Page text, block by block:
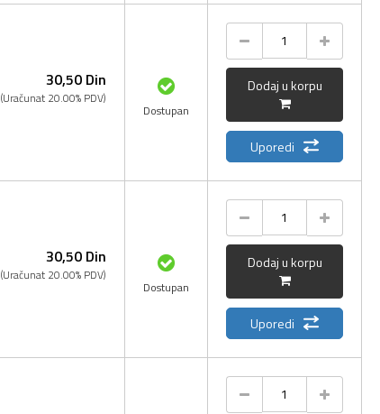
30,50 Din
(Uračunat 20.00% PDV)
Dostupan
Dodaj u korpu
Uporedi
30,50 Din
(Uračunat 20.00% PDV)
Dostupan
Dodaj u korpu
Uporedi